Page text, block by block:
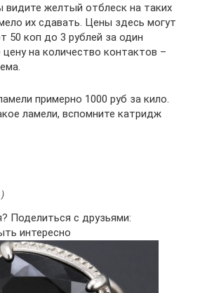
видите желтый отблеск на таких
их сдавать. Цены здесь могут
50 коп до 3 рублей за один
на количество контактов –
примерно 1000 руб за кило.
ламели, вспомните катридж
)
Поделиться с друзьями:
интересно